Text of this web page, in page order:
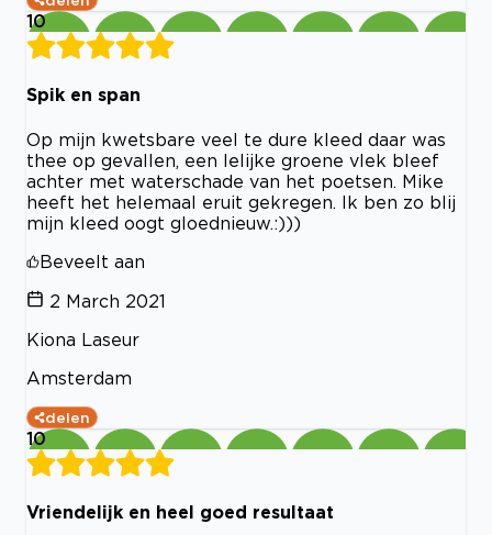
10
Spik en span
Op mijn kwetsbare veel te dure kleed daar was
thee op gevallen, een lelijke groene vlek bleef
achter met waterschade van het poetsen. Mike
heeft het helemaal eruit gekregen. Ik ben zo blij
mijn kleed oogt gloednieuw.:)))
Beveelt aan
2 March 2021
Kiona Laseur
Amsterdam
delen
10
Vriendelijk en heel goed resultaat